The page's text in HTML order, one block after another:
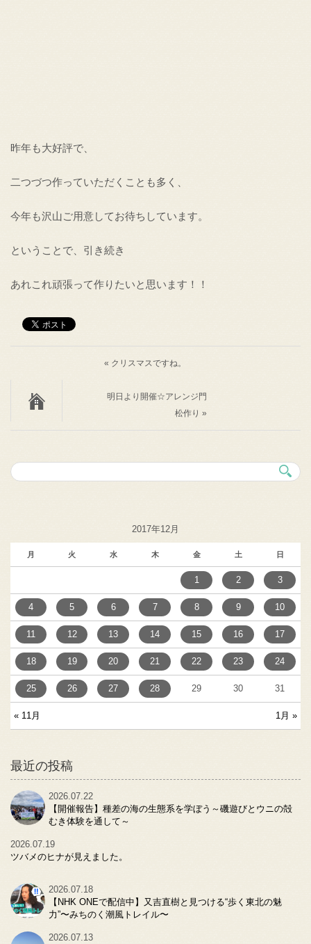
昨年も大好評で、
二つづつ作っていただくことも多く、
今年も沢山ご用意してお待ちしています。
ということで、引き続き
あれこれ頑張って作りたいと思います！！
« クリスマスですね。
明日より開催☆アレンジ門
松作り »
2017年12月
月 火 水 木 金 土 日
« 11月 1月 »
1 2 3
4 5 6 7 8 9 10
11 12 13 14 15 16 17
18 19 20 21 22 23 24
25 26 27 28 29 30 31
最近の投稿
2026.07.22
【開催報告】種差の海の生態系を学ぼう～磯遊びとウニの殻
むき体験を通して～
2026.07.19
ツバメのヒナが見えました。
2026.07.18
【NHK ONEで配信中】又吉直樹と見つける“歩く東北の魅
力”〜みちのく潮風トレイル〜
2026.07.13